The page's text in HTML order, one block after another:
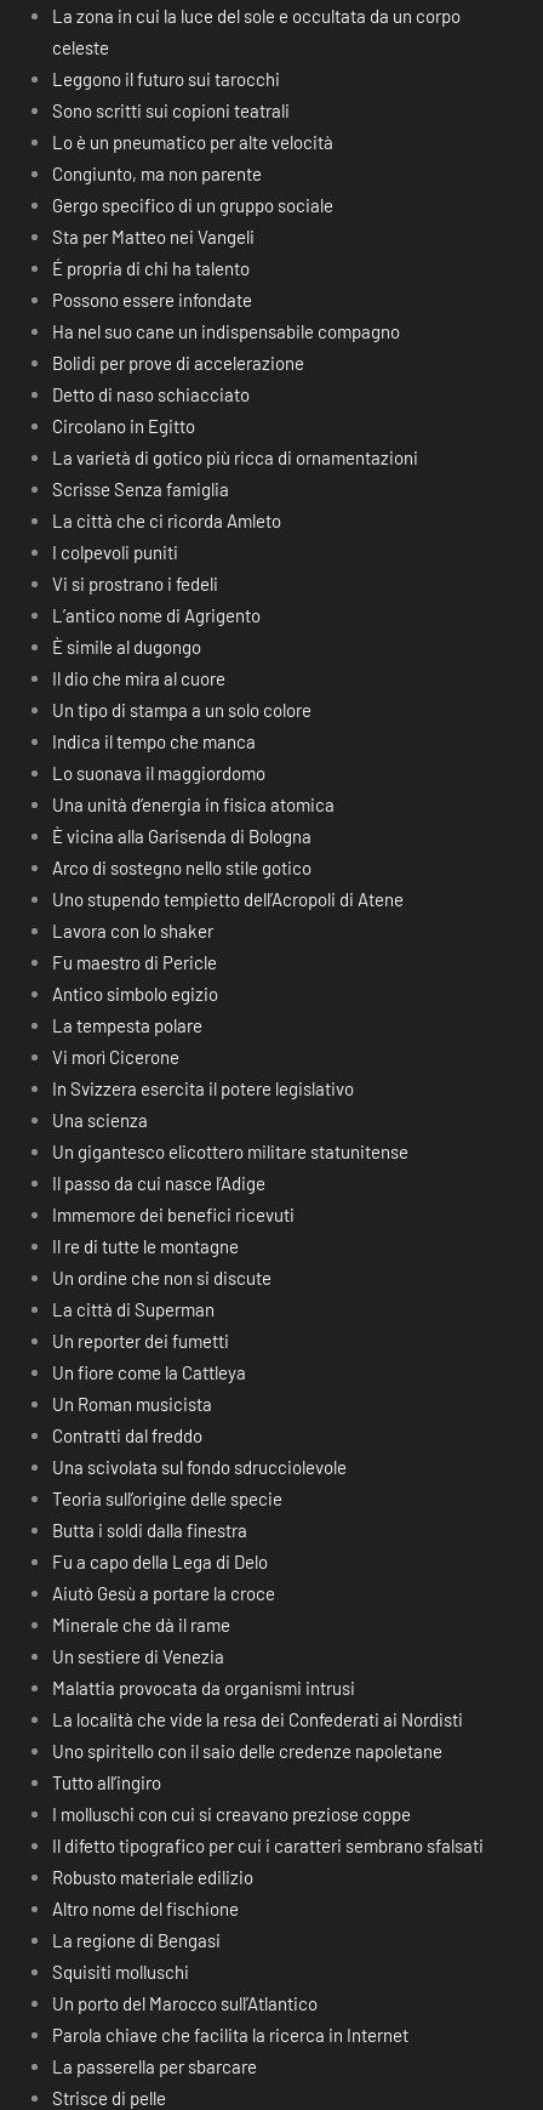
La zona in cui la luce del sole e occultata da un corpo
celeste
Leggono il futuro sui tarocchi
Sono scritti sui copioni teatrali
Lo è un pneumatico per alte velocità
Congiunto, ma non parente
Gergo specifico di un gruppo sociale
Sta per Matteo nei Vangeli
É propria di chi ha talento
Possono essere infondate
Ha nel suo cane un indispensabile compagno
Bolidi per prove di accelerazione
Detto di naso schiacciato
Circolano in Egitto
La varietà di gotico più ricca di ornamentazioni
Scrisse Senza famiglia
La città che ci ricorda Amleto
I colpevoli puniti
Vi si prostrano i fedeli
L’antico nome di Agrigento
È simile al dugongo
Il dio che mira al cuore
Un tipo di stampa a un solo colore
Indica il tempo che manca
Lo suonava il maggiordomo
Una unità d’energia in fisica atomica
È vicina alla Garisenda di Bologna
Arco di sostegno nello stile gotico
Uno stupendo tempietto dell’Acropoli di Atene
Lavora con lo shaker
Fu maestro di Pericle
Antico simbolo egizio
La tempesta polare
Vi morì Cicerone
In Svizzera esercita il potere legislativo
Una scienza
Un gigantesco elicottero militare statunitense
Il passo da cui nasce l’Adige
Immemore dei benefici ricevuti
Il re di tutte le montagne
Un ordine che non si discute
La città di Superman
Un reporter dei fumetti
Un fiore come la Cattleya
Un Roman musicista
Contratti dal freddo
Una scivolata sul fondo sdrucciolevole
Teoria sull’origine delle specie
Butta i soldi dalla finestra
Fu a capo della Lega di Delo
Aiutò Gesù a portare la croce
Minerale che dà il rame
Un sestiere di Venezia
Malattia provocata da organismi intrusi
La località che vide la resa dei Confederati ai Nordisti
Uno spiritello con il saio delle credenze napoletane
Tutto all’ingiro
I molluschi con cui si creavano preziose coppe
Il difetto tipografico per cui i caratteri sembrano sfalsati
Robusto materiale edilizio
Altro nome del fischione
La regione di Bengasi
Squisiti molluschi
Un porto del Marocco sull’Atlantico
Parola chiave che facilita la ricerca in Internet
La passerella per sbarcare
Strisce di pelle